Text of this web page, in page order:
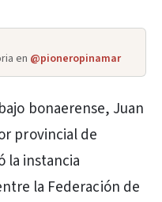
en @pioneropinamar
bonaerense, Juan
provincial de
la instancia
la Federación de